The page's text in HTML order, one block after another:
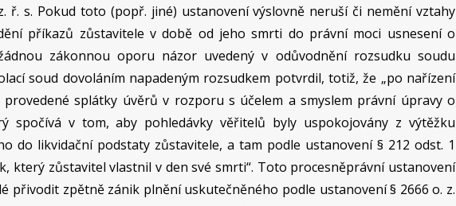
ř. s. Pokud toto (popř. jiné) ustanovení výslovně neruší či nemění vztahy
příkazů zůstavitele v době od jeho smrti do právní moci usnesení o
zákonnou oporu názor uvedený v odůvodnění rozsudku soudu
soud dovoláním napadeným rozsudkem potvrdil, totiž, že „po nařízení
splátky úvěrů v rozporu s účelem a smyslem právní úpravy o
spočívá v tom, aby pohledávky věřitelů byly uspokojovány z výtěžku
do likvidační podstaty zůstavitele, a tam podle ustanovení § 212 odst. 1
který zůstavitel vlastnil v den své smrti“. Toto procesněprávní ustanovení
přivodit zpětně zánik plnění uskutečněného podle ustanovení § 2666 o. z.